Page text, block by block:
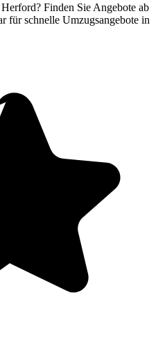
Finden Sie Angebote ab
für schnelle Umzugsangebote in